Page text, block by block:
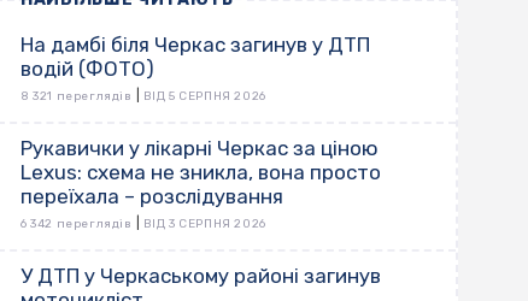
На дамбі біля Черкас загинув у ДТП
водій (ФОТО)
8 321 переглядів ВІД 5 СЕРПНЯ 2026
Рукавички у лікарні Черкас за ціною
Lexus: схема не зникла, вона просто
переїхала – розслідування
6 342 переглядів ВІД 3 СЕРПНЯ 2026
У ДТП у Черкаському районі загинув